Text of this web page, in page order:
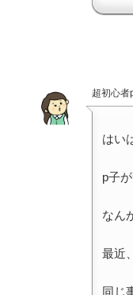
超初心者
はい
p子
なん
最近
同じ